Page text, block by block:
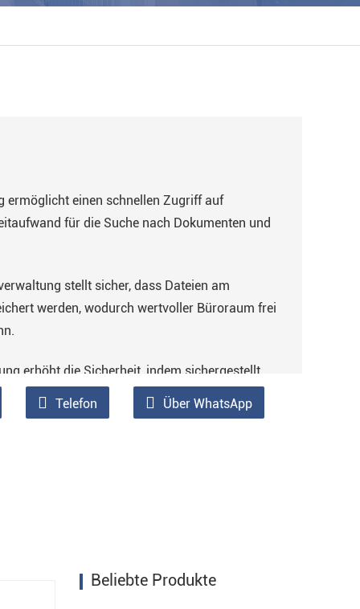
ermöglicht einen schnellen Zugriff auf
für die Suche nach Dokumenten und
stellt sicher, dass Dateien am
werden, wodurch wertvoller Büroraum frei
erhöht die Sicherheit, indem sichergestellt
verschlossen, vor Diebstahl geschützt und
Telefon Über WhatsApp
Beliebte Produkte